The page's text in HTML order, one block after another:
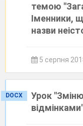
темою
Іменники,
назви
5 серпня
DOCX
Урок